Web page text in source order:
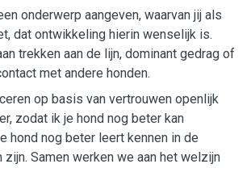
onderwerp aangeven, waarvan jij als
dat ontwikkeling hierin wenselijk is.
trekken aan de lijn, dominant gedrag of
met andere honden.
op basis van vertrouwen openlijk
zodat ik je hond nog beter kan
hond nog beter leert kennen in de
zijn. Samen werken we aan het welzijn